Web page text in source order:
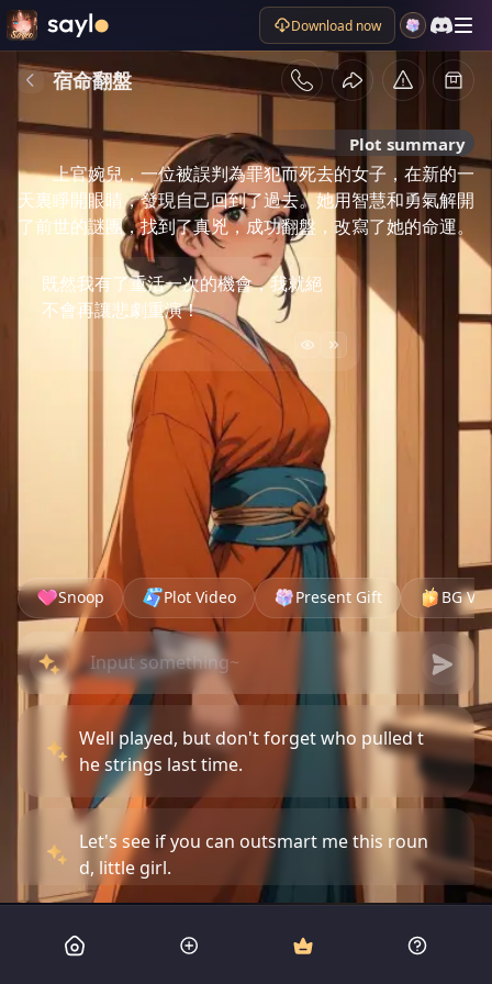
Download now
宿命翻盤
Plot summary
上官婉兒，一位被誤判為罪犯而死去的女子，在新的一
天裏睜開眼睛，發現自己回到了過去。她用智慧和勇氣解開
了前世的謎團，找到了真兇，成功翻盤，改寫了她的命運。
既然我有了重活一次的機會，我就絕
不會再讓悲劇重演！
Snoop Plot Video Present Gift BG
Well played, but don't forget who pulled t
he strings last time.
Let's see if you can outsmart me this roun
d, little girl.